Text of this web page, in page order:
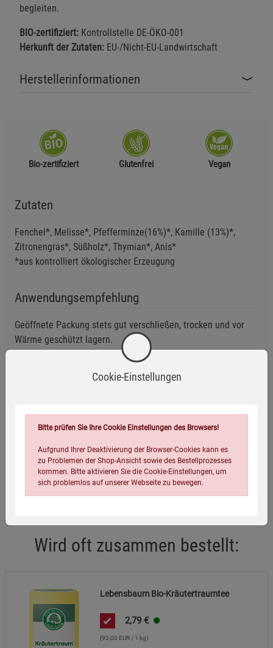
begleiten.
BIO-zertifiziert: Kontrollstelle DE-ÖKO-001
Herkunft der Zutaten: EU-/Nicht-EU-Landwirtschaft
Herstellerinformationen
Bio-zertifiziert Glutenfrei Vegan
Zutaten
Fenchel*, Melisse*, Pfefferminze(16%)*, Kamille (13%)*,
Zitronengras*, Süßholz*, Thymian*, Anis*
*aus kontrolliert ökologischer Erzeugung
Anwendungsempfehlung
Geöffnete Packung stets gut verschließen, trocken und vor
Wärme geschützt lagern.
Mindestens haltbar bis: siehe Verpackung.
EAN:
4012346000909
Verpackungsgewicht:
54 Gramm
Verpackungsmaße (LxBxH):
6,3 4,5
Wird oft zusammen bestellt:
Lebensbaum Bio-Kräutertraumtee
2,79 €
(93,00 EUR / 1 kg)
Cookie-Einstellungen
Bitte prüfen Sie Ihre Cookie Einstellungen des Browsers!
Aufgrund Ihrer Deaktivierung der Browser-Cookies kann es
zu Problemen der Shop-Ansicht sowie des Bestellprozesses
kommen. Bitte aktivieren Sie die Cookie-Einstellungen, um
sich problemlos auf unserer Webseite zu bewegen.
Einstellungen speichern für die GruppeEinstellungen speichern für die Gruppe
Zurück Einstellungen speichern für die Gruppe
Einwilligung nicht erteilen